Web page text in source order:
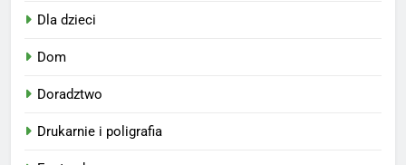
Dla dzieci
Dom
Doradztwo
Drukarnie i poligrafia